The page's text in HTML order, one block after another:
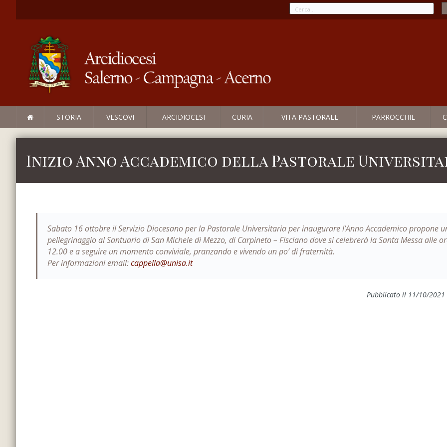
STORIA VESCOVI ARCIDIOCESI CURIA VITA PASTORALE PARROCCHIE
Inizio Anno Accademico della Pastorale
Sabato 16 ottobre il Servizio Diocesano per la Pastorale Universitaria per inaugurare l’Anno Accademico propone
pellegrinaggio al Santuario di San Michele di Mezzo, di Carpineto – Fisciano dove si celebrerà la Santa Messa alle
12.00 e a seguire un momento conviviale, pranzando e vivendo un po’ di fraternità.
Per informazioni email:cappella@unisa.it
Pubblicato il 11/10/2021